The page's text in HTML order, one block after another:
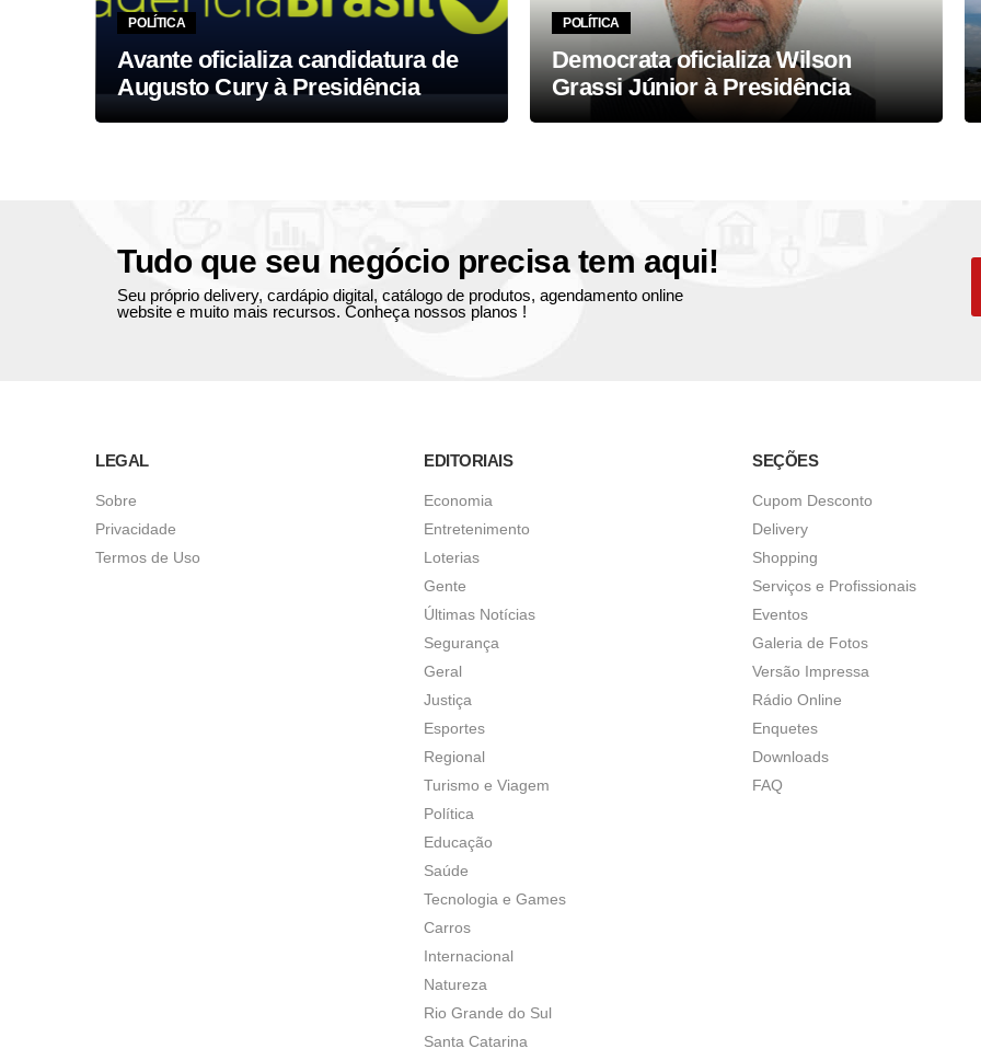
POLÍTICA
Avante oficializa candidatura de
Augusto Cury à Presidência
POLÍTICA
Democrata oficializa Wilson
Grassi Júnior à Presidência
Tudo que seu negócio precisa tem aqui!
Seu próprio delivery, cardápio digital, catálogo de produtos, agendamento online
website e muito mais recursos. Conheça nossos planos !
LEGAL
Sobre
Privacidade
Termos de Uso
EDITORIAIS
Economia
Entretenimento
Loterias
Gente
Últimas Notícias
Segurança
Geral
Justiça
Esportes
Regional
Turismo e Viagem
Política
Educação
Saúde
Tecnologia e Games
Carros
Internacional
Natureza
Rio Grande do Sul
Santa Catarina
SEÇÕES
Cupom Desconto
Delivery
Shopping
Serviços e Profissionais
Eventos
Galeria de Fotos
Versão Impressa
Rádio Online
Enquetes
Downloads
FAQ